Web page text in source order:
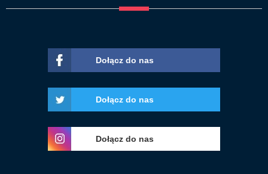
Dołącz do nas
Dołącz do nas
Dołącz do nas